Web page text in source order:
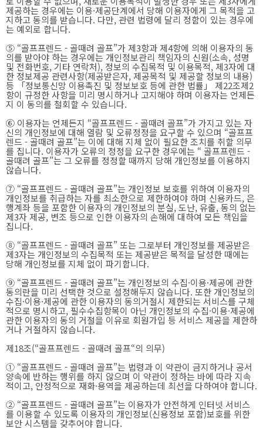
제공하는 경우에는 이용·제공단계에서 당해 이용자에게 그 목적을 고
지하고 동의를 받습니다. 다만, 관련 법령에 달리 정함이 있는 경우에
는 예외로 합니다.
⑤ “골프프렌드 - 골때려 골프”가 제3항과 제4항에 의해 이용자의 동
의를 받아야 하는 경우에는 개인정보관리 책임자의 신원(소속, 성명
및 전화번호, 기타 연락처), 정보의 수집목적 및 이용목적, 제3자에 대
한 정보제공 관련사항(제공받은자, 제공목적 및 제공할 정보의 내용)
등 「정보통신망 이용촉진 및 정보보호 등에 관한 법률」 제22조제2
항이 규정한 사항을 미리 명시하거나 고지해야 하며 이용자는 언제든
지 이 동의를 철회할 수 있습니다.
⑥ 이용자는 언제든지 “골프프렌드 - 골때려 골프”가 가지고 있는 자
신의 개인정보에 대해 열람 및 오류정정을 요구할 수 있으며 “골프프
렌드 - 골때려 골프”는 이에 대해 지체 없이 필요한 조치를 취할 의무
를 집니다. 이용자가 오류의 정정을 요구한 경우에는 “ 골프프렌드 -
골때려 골프”는 그 오류를 정정할 때까지 당해 개인정보를 이용하지
않습니다.
⑦ “골프프렌드 - 골때려 골프”는 개인정보 보호를 위하여 이용자의
개인정보를 취급하는 자를 최소한으로 제한하여야 하며 신용카드, 은
행계좌 등을 포함한 이용자의 개인정보의 분실, 도난, 유출, 동의 없는
제3자 제공, 변조 등으로 인한 이용자의 손해에 대하여 모든 책임을
집니다.
⑧ “골프프렌드 - 골때려 골프” 또는 그로부터 개인정보를 제공받은
제3자는 개인정보의 수집목적 또는 제공받은 목적을 달성한 때에는
당해 개인정보를 지체 없이 파기합니다.
⑨ “골프프렌드 - 골때려 골프”는 개인정보의 수집·이용·제공에 관한
동의란을 미리 선택한 것으로 설정해두지 않습니다. 또한 개인정보의
수집·이용·제공에 관한 이용자의 동의거절시 제한되는 서비스를 구체
적으로 명시하고, 필수수집항목이 아닌 개인정보의 수집·이용·제공에
관한 이용자의 동의 거절을 이유로 회원가입 등 서비스 제공을 제한하
거나 거절하지 않습니다.
제18조(“골프프렌드 - 골때려 골프“의 의무)
① “골프프렌드 - 골때려 골프”는 법령과 이 약관이 금지하거나 공서
양속에 반하는 행위를 하지 않으며 이 약관이 정하는 바에 따라 지속
적이고, 안정적으로 재화·용역을 제공하는데 최선을 다하여야 합니다.
② “골프프렌드 - 골때려 골프”는 이용자가 안전하게 인터넷 서비스
를 이용할 수 있도록 이용자의 개인정보(신용정보 포함)보호를 위한
보안 시스템을 갖추어야 합니다.